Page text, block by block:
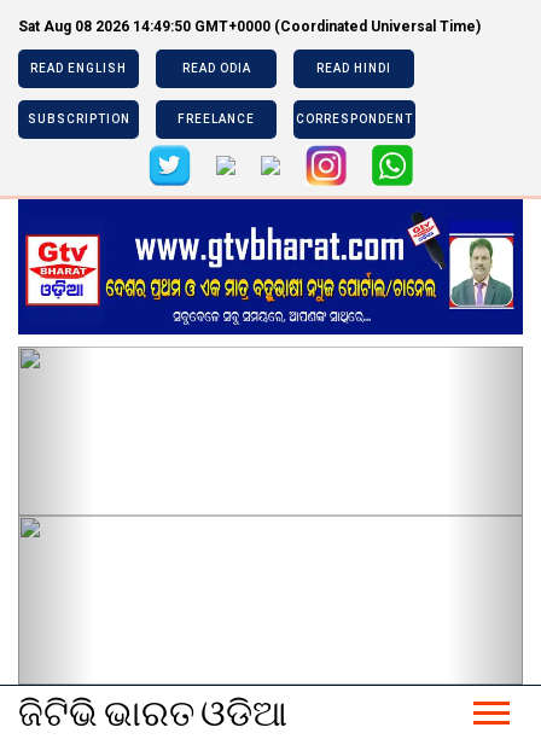
Sat Aug 08 2026 14:49:52 GMT+0000 (Coordinated Universal Time)
READ ENGLISH READ ODIA READ HINDI
SUBSCRIPTION FREELANCE CORRESPONDENT
ଜିଟିଭି ଭାରତ ଓଡିଆ